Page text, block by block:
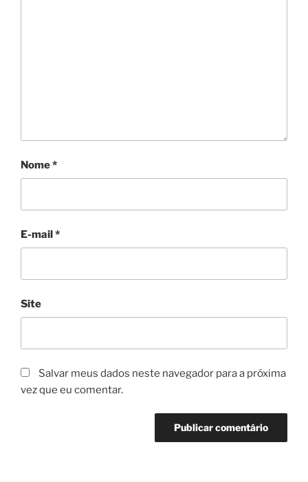
Nome*
E-mail*
Site
Salvar meus dados neste navegador para a próxima
vez que eu comentar.